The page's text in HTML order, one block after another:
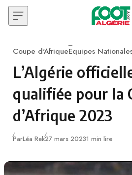
Skip to content
Category
Coupe d'AfriqueEquipes
L’Algérie
qualifiée pour la
d’Afrique 2023
ParLéa RekPublié
27 mars 20231 min lire